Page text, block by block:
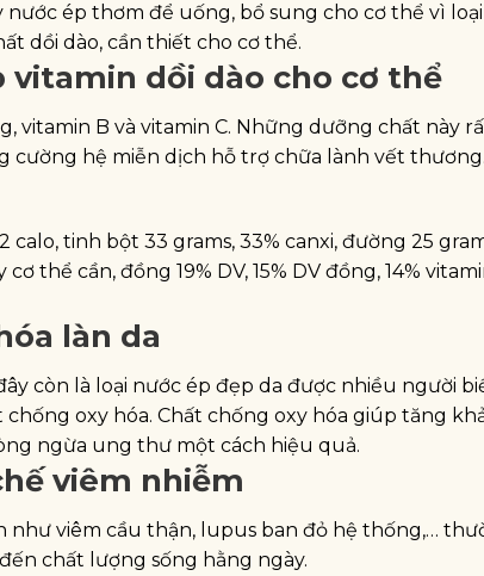
ép thơm để uống, bổ sung cho cơ thể vì
dồi dào, cần thiết cho cơ thể.
vitamin dồi dào cho cơ thể
vitamin B và vitamin C. Những dưỡng chất này
cường hệ miễn dịch hỗ trợ chữa lành vết thương.
tinh bột 33 grams, 33% canxi, đường 25
thể cần, đồng 19% DV, 15% DV đồng, 14%
làn da
còn là loại nước ép đẹp da được nhiều người
oxy hóa. Chất chống oxy hóa giúp tăng
ngừa ung thư một cách hiệu quả.
viêm nhiễm
viêm cầu thận, lupus ban đỏ hệ thống,…
chất lượng sống hằng ngày.